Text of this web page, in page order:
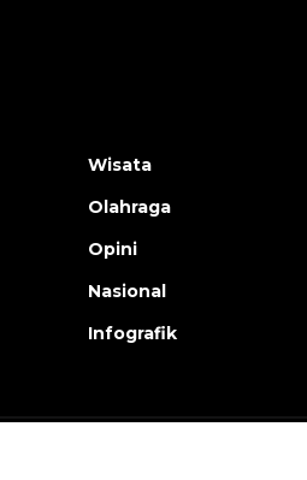
Wisata
Olahraga
Opini
Nasional
Infografik